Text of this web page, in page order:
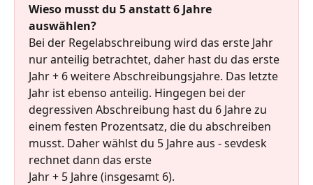
Wieso musst du 5 anstatt 6 Jahre
auswählen?
Bei der Regelabschreibung wird das erste Jahr
nur anteilig betrachtet, daher hast du das erste
Jahr + 6 weitere Abschreibungsjahre. Das letzte
Jahr ist ebenso anteilig. Hingegen bei der
degressiven Abschreibung hast du 6 Jahre zu
einem festen Prozentsatz, die du abschreiben
musst. Daher wählst du 5 Jahre aus - sevdesk
rechnet dann das erste
Jahr + 5 Jahre (insgesamt 6).